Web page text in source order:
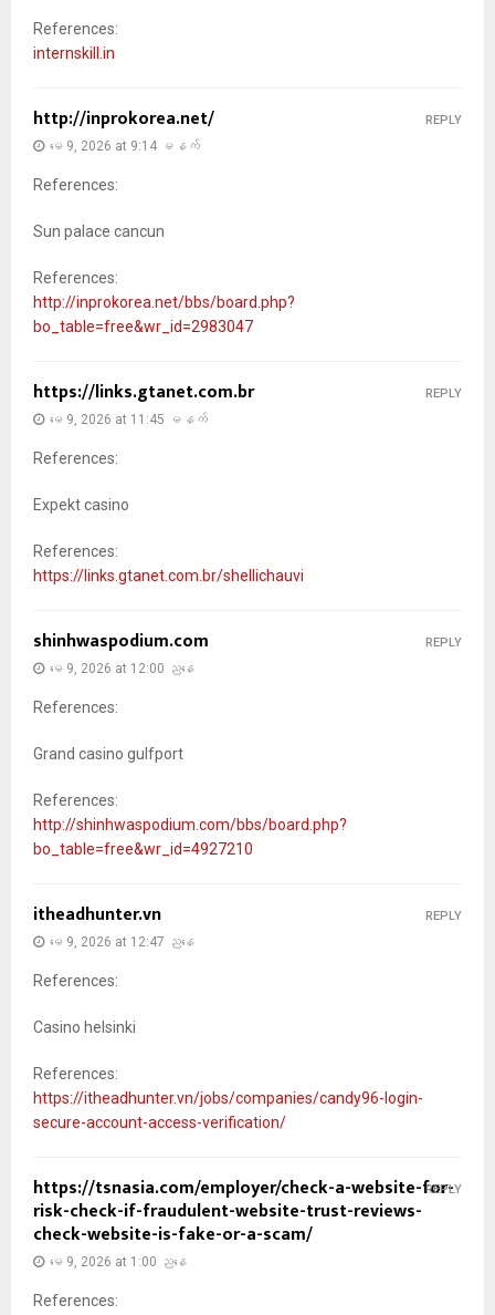
References:
internskill.in
http://inprokorea.net/
မေ 9, 2026 at 9:14 မနက်
References:
Sun palace cancun
References:
http://inprokorea.net/bbs/board.php?
bo_table=free&wr_id=2983047
REPLY
https://links.gtanet.com.br
မေ 9, 2026 at 11:45 မနက်
References:
Expekt casino
References:
https://links.gtanet.com.br/shellichauvi
REPLY
shinhwaspodium.com
မေ 9, 2026 at 12:00 ညနေ
References:
Grand casino gulfport
References:
http://shinhwaspodium.com/bbs/board.php?
bo_table=free&wr_id=4927210
REPLY
itheadhunter.vn
မေ 9, 2026 at 12:47 ညနေ
References:
Casino helsinki
References:
https://itheadhunter.vn/jobs/companies/candy96-login-
secure-account-access-verification/
REPLY
https://tsnasia.com/employer/check-a-website-for-
risk-check-if-fraudulent-website-trust-reviews-
check-website-is-fake-or-a-scam/
မေ 9, 2026 at 1:00 ညနေ
References:
REPLY